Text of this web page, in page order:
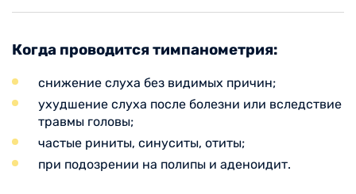
Когда проводится тимпанометрия:
снижение слуха без видимых причин;
ухудшение слуха после болезни или вследствие
травмы головы;
частые риниты, синуситы, отиты;
при подозрении на полипы и аденоидит.